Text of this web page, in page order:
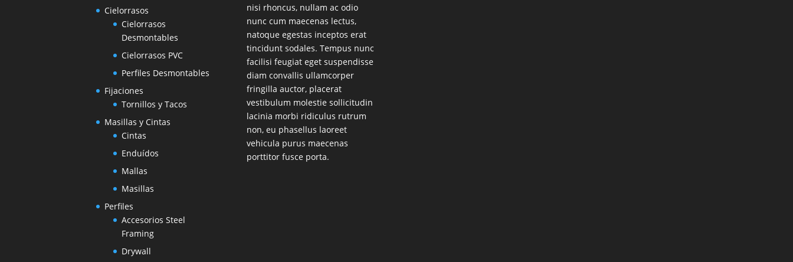
Cielorrasos
Cielorrasos
Desmontables
Cielorrasos PVC
Perfiles Desmontables
Fijaciones
Tornillos y Tacos
Masillas y Cintas
Cintas
Enduídos
Mallas
Masillas
Perfiles
Accesorios Steel
Framing
Drywall
nisi rhoncus, nullam ac odio
nunc cum maecenas lectus,
natoque egestas inceptos erat
tincidunt sodales. Tempus nunc
facilisi feugiat eget suspendisse
diam convallis ullamcorper
fringilla auctor, placerat
vestibulum molestie sollicitudin
lacinia morbi ridiculus rutrum
non, eu phasellus laoreet
vehicula purus maecenas
porttitor fusce porta.